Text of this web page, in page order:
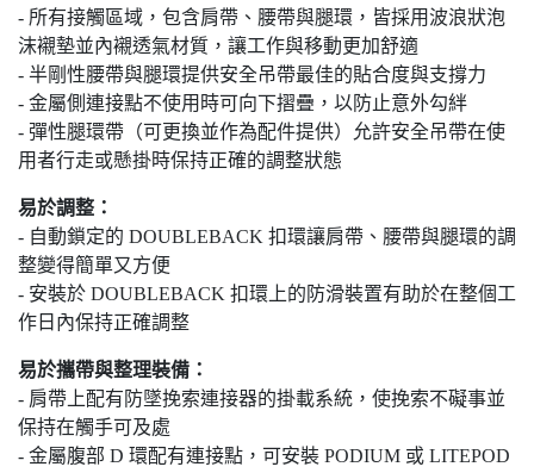
- 所有接觸區域，包含肩帶、腰帶與腿環，皆採用波浪狀泡
沫襯墊並內襯透氣材質，讓工作與移動更加舒適
- 半剛性腰帶與腿環提供安全吊帶最佳的貼合度與支撐力
- 金屬側連接點不使用時可向下摺疊，以防止意外勾絆
- 彈性腿環帶（可更換並作為配件提供）允許安全吊帶在使
用者行走或懸掛時保持正確的調整狀態
易於調整：
- 自動鎖定的 DOUBLEBACK 扣環讓肩帶、腰帶與腿環的調
整變得簡單又方便
- 安裝於 DOUBLEBACK 扣環上的防滑裝置有助於在整個工
作日內保持正確調整
易於攜帶與整理裝備：
- 肩帶上配有防墜挽索連接器的掛載系統，使挽索不礙事並
保持在觸手可及處
- 金屬腹部 D 環配有連接點，可安裝 PODIUM 或 LITEPOD